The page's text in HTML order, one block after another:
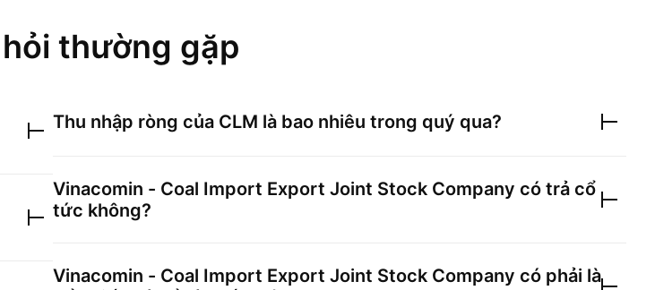
thường gặp
Thu nhập ròng của CLM là bao nhiêu trong quý qua?
Vinacomin - Coal Import Export Joint Stock Company có trả cổ
tức không?
Vinacomin - Coal Import Export Joint Stock Company có phải là